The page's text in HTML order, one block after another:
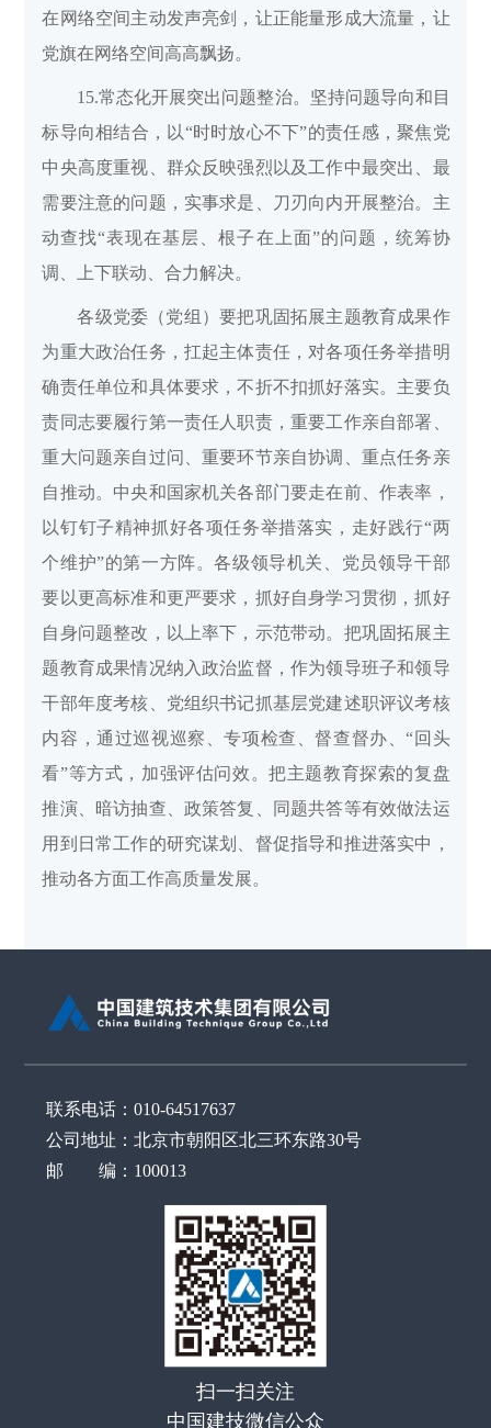
在网络空间主动发声亮剑，让正能量形成大流量，让
党旗在网络空间高高飘扬。
15.常态化开展突出问题整治。坚持问题导向和目
标导向相结合，以“时时放心不下”的责任感，聚焦党
中央高度重视、群众反映强烈以及工作中最突出、最
需要注意的问题，实事求是、刀刃向内开展整治。主
动查找“表现在基层、根子在上面”的问题，统筹协
调、上下联动、合力解决。
各级党委（党组）要把巩固拓展主题教育成果作
为重大政治任务，扛起主体责任，对各项任务举措明
确责任单位和具体要求，不折不扣抓好落实。主要负
责同志要履行第一责任人职责，重要工作亲自部署、
重大问题亲自过问、重要环节亲自协调、重点任务亲
自推动。中央和国家机关各部门要走在前、作表率，
以钉钉子精神抓好各项任务举措落实，走好践行“两
个维护”的第一方阵。各级领导机关、党员领导干部
要以更高标准和更严要求，抓好自身学习贯彻，抓好
自身问题整改，以上率下，示范带动。把巩固拓展主
题教育成果情况纳入政治监督，作为领导班子和领导
干部年度考核、党组织书记抓基层党建述职评议考核
内容，通过巡视巡察、专项检查、督查督办、“回头
看”等方式，加强评估问效。把主题教育探索的复盘
推演、暗访抽查、政策答复、同题共答等有效做法运
用到日常工作的研究谋划、督促指导和推进落实中，
推动各方面工作高质量发展。
联系电话：010-64517637
公司地址：北京市朝阳区北三环东路30号
邮 编：100013
扫一扫关注
中国建技微信公众